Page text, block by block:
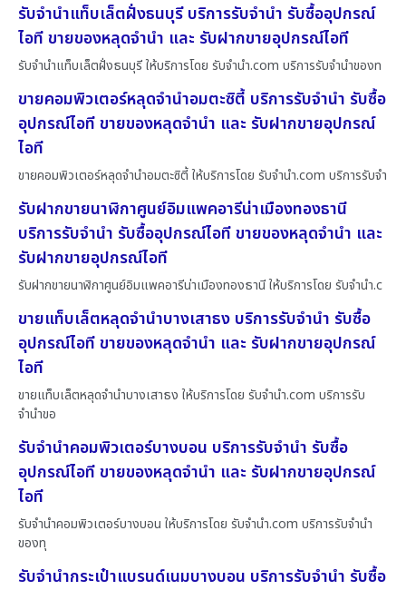
รับจำนำแท็บเล็ตฝั่งธนบุรี บริการรับจำนำ รับซื้ออุปกรณ์
ไอที ขายของหลุดจำนำ และ รับฝากขายอุปกรณ์ไอที
รับจำนำแท็บเล็ตฝั่งธนบุรี ให้บริการโดย รับจํานํา.com บริการรับจำนำของท
ขายคอมพิวเตอร์หลุดจำนำอมตะซิตี้ บริการรับจำนำ รับซื้อ
อุปกรณ์ไอที ขายของหลุดจำนำ และ รับฝากขายอุปกรณ์
ไอที
ขายคอมพิวเตอร์หลุดจำนำอมตะซิตี้ ให้บริการโดย รับจํานํา.com บริการรับจำ
รับฝากขายนาฬิกาศูนย์อิมแพคอารีน่าเมืองทองธานี
บริการรับจำนำ รับซื้ออุปกรณ์ไอที ขายของหลุดจำนำ และ
รับฝากขายอุปกรณ์ไอที
รับฝากขายนาฬิกาศูนย์อิมแพคอารีน่าเมืองทองธานี ให้บริการโดย รับจํานํา.c
ขายแท็บเล็ตหลุดจำนำบางเสาธง บริการรับจำนำ รับซื้อ
อุปกรณ์ไอที ขายของหลุดจำนำ และ รับฝากขายอุปกรณ์
ไอที
ขายแท็บเล็ตหลุดจำนำบางเสาธง ให้บริการโดย รับจํานํา.com บริการรับ
จำนำขอ
รับจำนำคอมพิวเตอร์บางบอน บริการรับจำนำ รับซื้อ
อุปกรณ์ไอที ขายของหลุดจำนำ และ รับฝากขายอุปกรณ์
ไอที
รับจำนำคอมพิวเตอร์บางบอน ให้บริการโดย รับจํานํา.com บริการรับจำนำ
ของทุ
รับจำนำกระเป๋าแบรนด์เนมบางบอน บริการรับจำนำ รับซื้อ